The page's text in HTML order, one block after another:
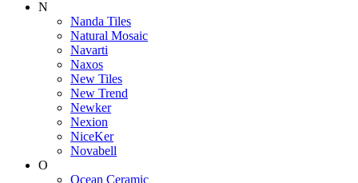
N
Nanda Tiles
Natural Mosaic
Navarti
Naxos
New Tiles
New Trend
Newker
Nexion
NiceKer
Novabell
O
Ocean Ceramic